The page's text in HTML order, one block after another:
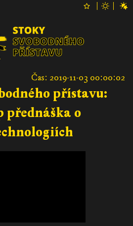
Čas: 2019-11-03 00:00:02
přístavu:
přednáška o